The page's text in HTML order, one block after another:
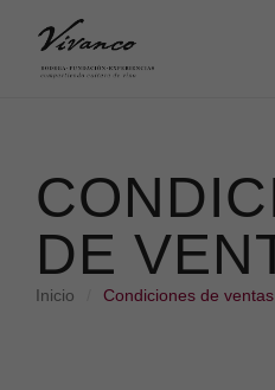
DE
Inicio Condiciones de ventas